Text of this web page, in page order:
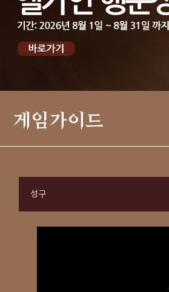
게임가이드
성구